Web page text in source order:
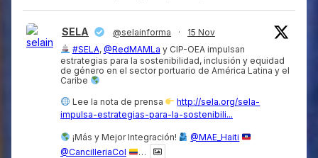
SELA @selainforma ·
15 Nov
#SELA, @RedMAMLa y CIP-OEA impulsan
estrategias para la sostenibilidad, inclusión y equidad
de género en el sector portuario de América Latina y el
Caribe
Lee la nota de prensa
http://sela.org/sela-
impulsa-estrategias-para-la-sostenibili...
¡Más y Mejor Integración!
@MAE_Haiti
@CancilleriaCol
…